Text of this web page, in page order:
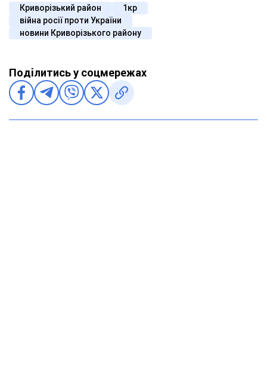
Криворізький район
1кр
війна росії проти України
новини Криворізького району
Поділитись у соцмережах